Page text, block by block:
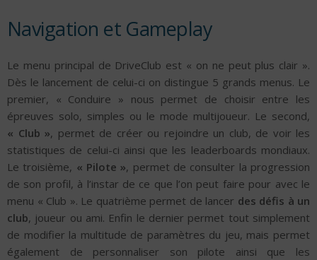
Navigation et Gameplay
Le menu principal de DriveClub est « on ne peut plus clair ».
Dès le lancement de celui-ci on distingue 5 grands menus. Le
premier, « Conduire » nous permet de choisir entre les
épreuves solo, simples ou le mode multijoueur. Le second,
« Club », permet de créer ou rejoindre un club, de voir les
statistiques de celui-ci ainsi que les leaderboards mondiaux.
Le troisième, « Pilote », permet de consulter la progression
de son profil, à l’instar de ce que l’on peut faire pour avec le
menu « Club ». Le quatrième permet de lancer des défis à un
club, joueur ou ami. Enfin le dernier permet tout simplement
de modifier la multitude de paramètres du jeu, mais permet
également de personnaliser son pilote ainsi que les